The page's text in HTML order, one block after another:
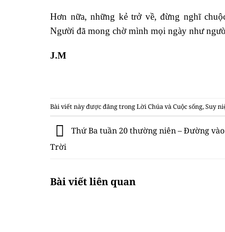
Hơn nữa, những kẻ trở về, đừng nghĩ
Người đã mong chờ mình mọi ngày như
J.M
Bài viết này được đăng trongLời Chúa và Cuộc sống,Suy
Thứ Ba tuần 20 thường niên – Đường
Trời
Bài viết liên quan